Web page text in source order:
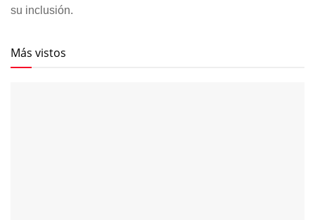
su inclusión.
Más vistos